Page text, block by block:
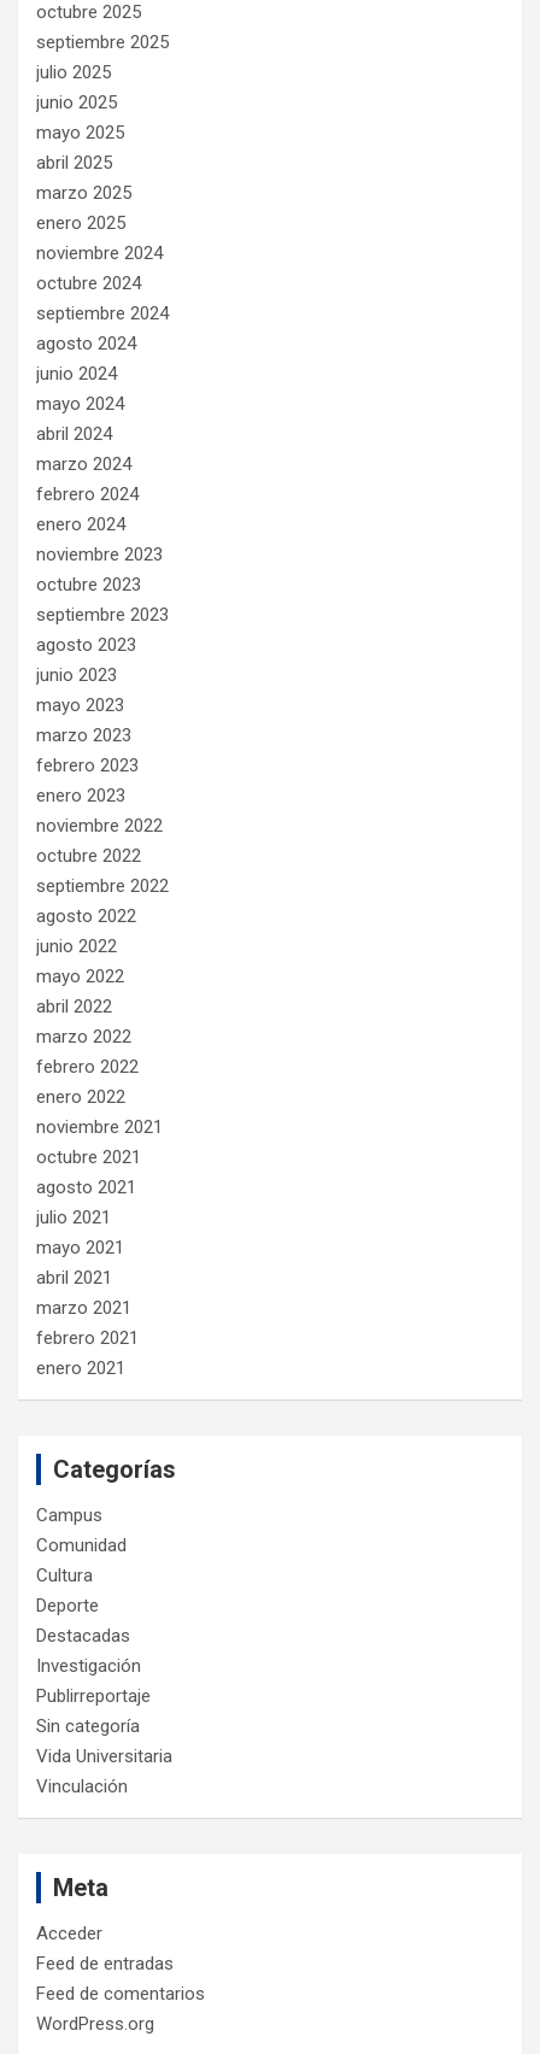
octubre 2025
septiembre 2025
julio 2025
junio 2025
mayo 2025
abril 2025
marzo 2025
enero 2025
noviembre 2024
octubre 2024
septiembre 2024
agosto 2024
junio 2024
mayo 2024
abril 2024
marzo 2024
febrero 2024
enero 2024
noviembre 2023
octubre 2023
septiembre 2023
agosto 2023
junio 2023
mayo 2023
marzo 2023
febrero 2023
enero 2023
noviembre 2022
octubre 2022
septiembre 2022
agosto 2022
junio 2022
mayo 2022
abril 2022
marzo 2022
febrero 2022
enero 2022
noviembre 2021
octubre 2021
agosto 2021
julio 2021
mayo 2021
abril 2021
marzo 2021
febrero 2021
enero 2021
Categorías
Campus
Comunidad
Cultura
Deporte
Destacadas
Investigación
Publirreportaje
Sin categoría
Vida Universitaria
Vinculación
Meta
Acceder
Feed de entradas
Feed de comentarios
WordPress.org